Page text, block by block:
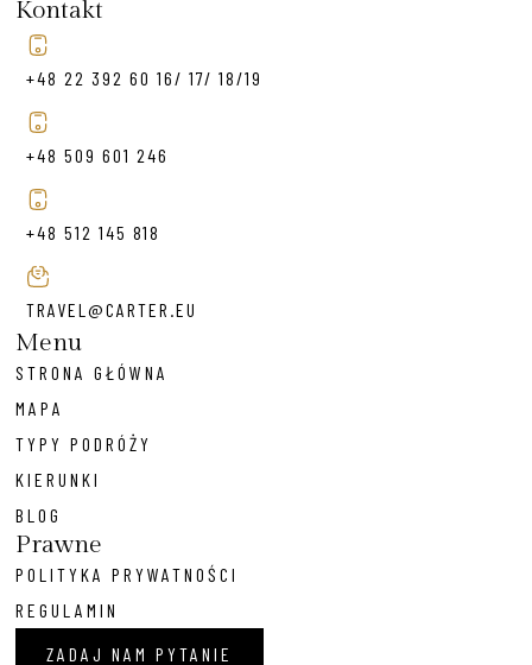
Kontakt
+48 22 392 60 16/ 17/ 18/19
+48 509 601 246
+48 512 145 818
TRAVEL@CARTER.EU
Menu
STRONA GŁÓWNA
MAPA
TYPY PODRÓŻY
KIERUNKI
BLOG
Prawne
POLITYKA PRYWATNOŚCI
REGULAMIN
ZADAJ NAM PYTANIE